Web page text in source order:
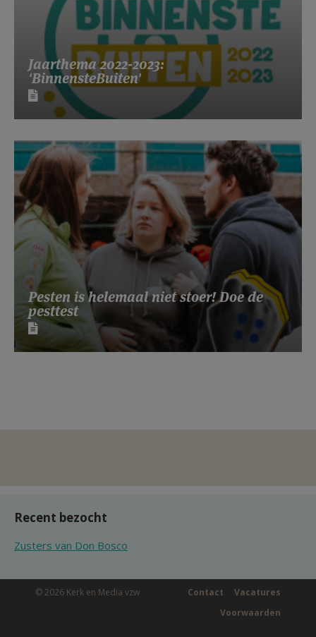
Jaarthema 2022-2023:
'BinnensteBuiten'
Pesten is helemaal niet stoer! Doe de
pesttest
Recent bezocht
Zusters van Don Bosco
© 2026 Kerk en Media vzw Vacatures
Contact
Voorwaarden